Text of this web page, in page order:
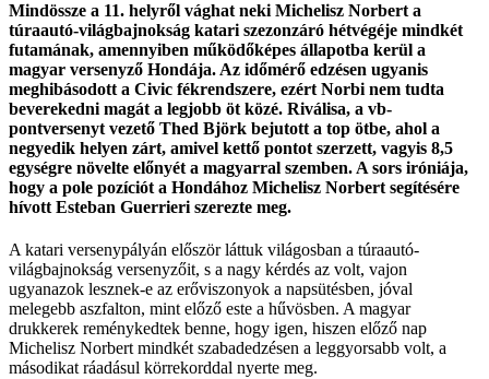
Mindössze a 11. helyről vághat neki Michelisz Norbert a
túraautó-világbajnokság katari szezonzáró hétvégéje mindkét
futamának, amennyiben működőképes állapotba kerül a
magyar versenyző Hondája. Az időmérő edzésen ugyanis
meghibásodott a Civic fékrendszere, ezért Norbi nem tudta
beverekedni magát a legjobb öt közé. Riválisa, a vb-
pontversenyt vezető Thed Björk bejutott a top ötbe, ahol a
negyedik helyen zárt, amivel kettő pontot szerzett, vagyis 8,5
egységre növelte előnyét a magyarral szemben. A sors iróniája,
hogy a pole pozíciót a Hondához Michelisz Norbert segítésére
hívott Esteban Guerrieri szerezte meg.
A katari versenypályán először láttuk világosban a túraautó-
világbajnokság versenyzőit, s a nagy kérdés az volt, vajon
ugyanazok lesznek-e az erőviszonyok a napsütésben, jóval
melegebb aszfalton, mint előző este a hűvösben. A magyar
drukkerek reménykedtek benne, hogy igen, hiszen előző nap
Michelisz Norbert mindkét szabadedzésen a leggyorsabb volt, a
másodikat ráadásul körrekorddal nyerte meg.